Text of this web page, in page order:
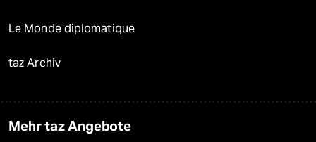
Le Monde diplomatique
taz Archiv
Mehr taz Angebote